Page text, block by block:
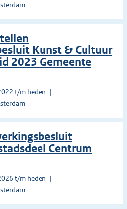
Kunst & Cultuur
2023 Gemeente
t/m heden
Centrum
t/m heden